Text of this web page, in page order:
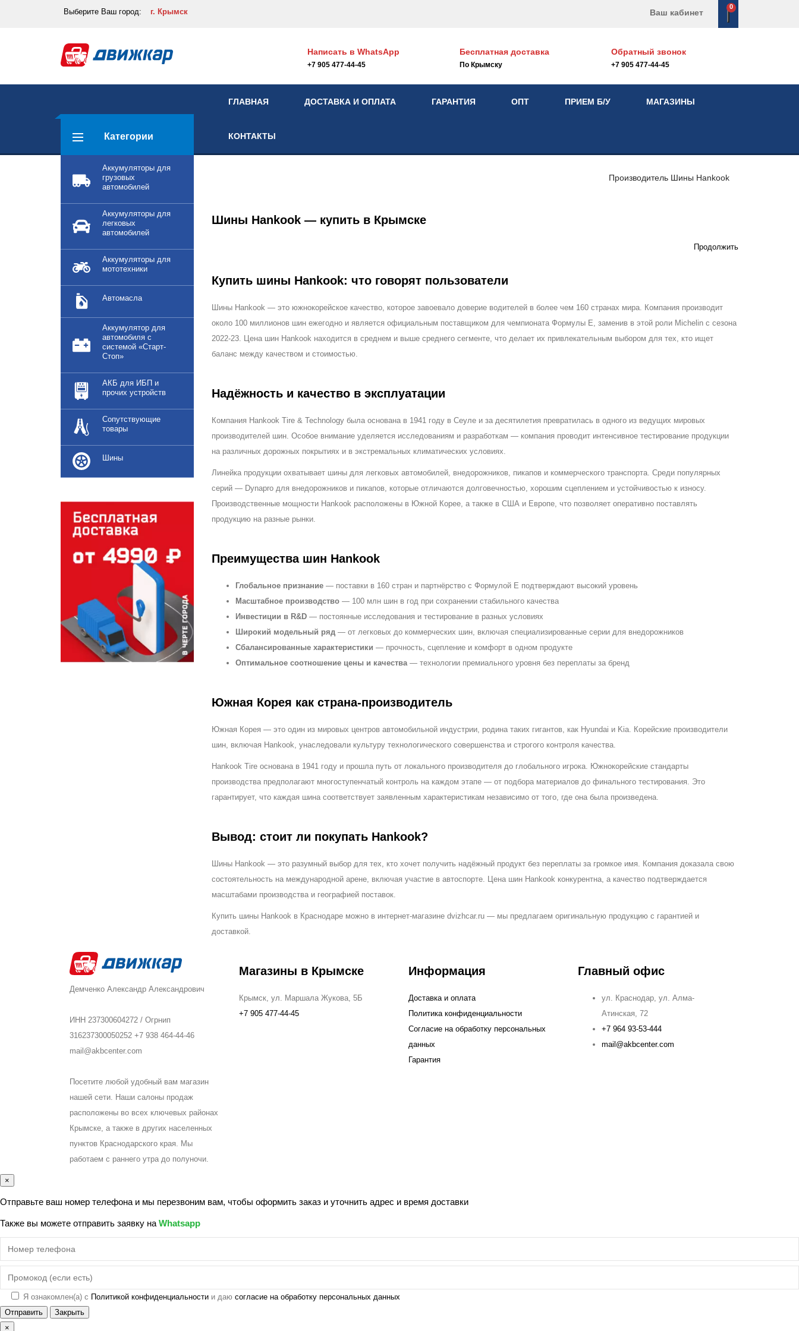
Выберите Ваш город: г. Крымск Ваш кабинет
0
Написать в WhatsApp
+7 905 477-44-45
Бесплатная доставка
По Крымску
Обратный звонок
+7 905 477-44-45
ГЛАВНАЯ ДОСТАВКА И ОПЛАТА ГАРАНТИЯ ОПТ ПРИЕМ Б/У МАГАЗИНЫ
КОНТАКТЫ
Категории
Аккумуляторы для
грузовых
автомобилей
Аккумуляторы для
легковых
автомобилей
Аккумуляторы для
мототехники
Автомасла
Аккумулятор для
автомобиля с
системой «Старт-
Стоп»
АКБ для ИБП и
прочих устройств
Сопутствующие
товары
Шины
Производитель Шины Hankook
Шины Hankook — купить в Крымске
Продолжить
Купить шины Hankook: что говорят пользователи
Шины Hankook — это южнокорейское качество, которое завоевало доверие водителей в более чем 160 странах мира. Компания производит
около 100 миллионов шин ежегодно и является официальным поставщиком для чемпионата Формулы E, заменив в этой роли Michelin с сезона
2022-23. Цена шин Hankook находится в среднем и выше среднего сегменте, что делает их привлекательным выбором для тех, кто ищет
баланс между качеством и стоимостью.
Надёжность и качество в эксплуатации
Компания Hankook Tire & Technology была основана в 1941 году в Сеуле и за десятилетия превратилась в одного из ведущих мировых
производителей шин. Особое внимание уделяется исследованиям и разработкам — компания проводит интенсивное тестирование продукции
на различных дорожных покрытиях и в экстремальных климатических условиях.
Линейка продукции охватывает шины для легковых автомобилей, внедорожников, пикапов и коммерческого транспорта. Среди популярных
серий — Dynapro для внедорожников и пикапов, которые отличаются долговечностью, хорошим сцеплением и устойчивостью к износу.
Производственные мощности Hankook расположены в Южной Корее, а также в США и Европе, что позволяет оперативно поставлять
продукцию на разные рынки.
Преимущества шин Hankook
Глобальное признание— поставки в 160 стран и партнёрство с Формулой E подтверждают высокий уровень
Масштабное производство— 100 млн шин в год при сохранении стабильного качества
Инвестиции в R&D— постоянные исследования и тестирование в разных условиях
Широкий модельный ряд— от легковых до коммерческих шин, включая специализированные серии для внедорожников
Сбалансированные характеристики — прочность, сцепление и комфорт в одном продукте
Оптимальное соотношение цены и качества— технологии премиального уровня без переплаты за бренд
Южная Корея как страна-производитель
Южная Корея — это один из мировых центров автомобильной индустрии, родина таких гигантов, как Hyundai и Kia. Корейские производители
шин, включая Hankook, унаследовали культуру технологического совершенства и строгого контроля качества.
Hankook Tire основана в 1941 году и прошла путь от локального производителя до глобального игрока. Южнокорейские стандарты
производства предполагают многоступенчатый контроль на каждом этапе — от подбора материалов до финального тестирования. Это
гарантирует, что каждая шина соответствует заявленным характеристикам независимо от того, где она была произведена.
Вывод: стоит ли покупать Hankook?
Шины Hankook — это разумный выбор для тех, кто хочет получить надёжный продукт без переплаты за громкое имя. Компания доказала свою
состоятельность на международной арене, включая участие в автоспорте. Цена шин Hankook конкурентна, а качество подтверждается
масштабами производства и географией поставок.
Купить шины Hankook в Краснодаре можно в интернет-магазине dvizhcar.ru — мы предлагаем оригинальную продукцию с гарантией и
доставкой.
Демченко Александр Александрович
ИНН 237300604272 / Огрнип
316237300050252 +7 938 464-44-46
mail@akbcenter.com
Посетите любой удобный вам магазин
нашей сети. Наши салоны продаж
расположены во всех ключевых районах
Крымске, а также в других населенных
пунктов Краснодарского края. Мы
работаем с раннего утра до полуночи.
Магазины в Крымске
Крымск, ул. Маршала Жукова, 5Б
+7 905 477-44-45
Информация
Доставка и оплата
Политика конфиденциальности
Согласие на обработку персональных
данных
Гарантия
Главный офис
ул. Краснодар, ул. Алма-
Атинская, 72
+7 964 93-53-444
mail@akbcenter.com
×
Отправьте ваш номер телефона и мы перезвоним вам, чтобы оформить заказ и уточнить адрес и время доставки
Также вы можете отправить заявку на Whatsapp
Я ознакомлен(а) с Политикой конфиденциальности и даю согласие на обработку персональных данных
Отправить
Закрыть
×